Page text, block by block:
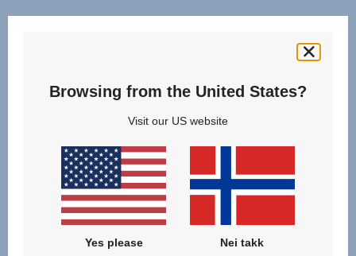
Browsing from the United States?
Visit our US website
Yes please Nei takk